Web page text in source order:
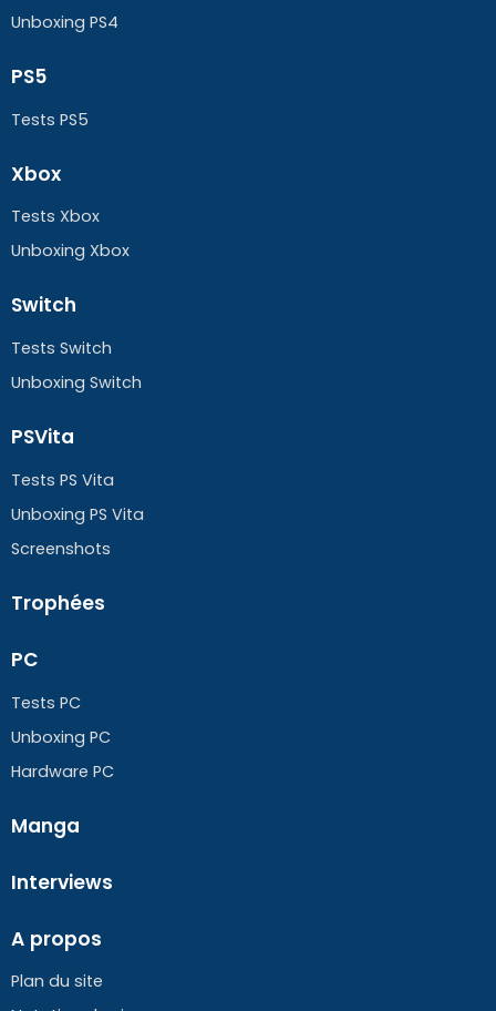
Unboxing PS4
PS5
Tests PS5
Xbox
Tests Xbox
Unboxing Xbox
Switch
Tests Switch
Unboxing Switch
PSVita
Tests PS Vita
Unboxing PS Vita
Screenshots
Trophées
PC
Tests PC
Unboxing PC
Hardware PC
Manga
Interviews
A propos
Plan du site